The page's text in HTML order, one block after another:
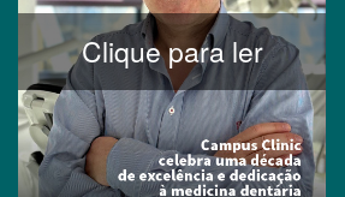
Clique para ler